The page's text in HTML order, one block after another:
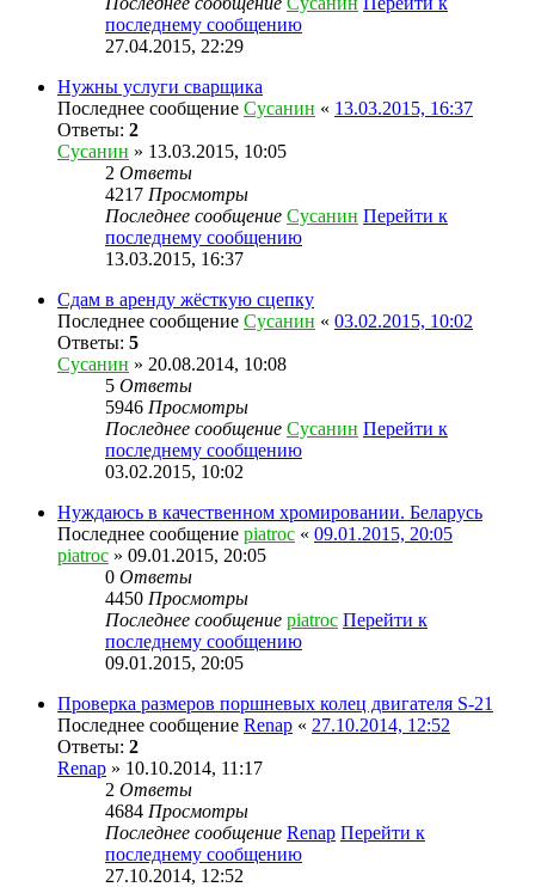
последнему сообщению
27.04.2015, 22:29
Нужны услуги сварщика
Последнее сообщение Сусанин « 13.03.2015, 16:37
Ответы: 2
Сусанин » 13.03.2015, 10:05
2 Ответы
4217 Просмотры
Последнее сообщение Сусанин Перейти к
последнему сообщению
13.03.2015, 16:37
Сдам в аренду жёсткую сцепку
Последнее сообщение Сусанин « 03.02.2015, 10:02
Ответы: 5
Сусанин » 20.08.2014, 10:08
5 Ответы
5946 Просмотры
Последнее сообщение Сусанин Перейти к
последнему сообщению
03.02.2015, 10:02
Нуждаюсь в качественном хромировании. Беларусь
Последнее сообщение piatroc « 09.01.2015, 20:05
piatroc » 09.01.2015, 20:05
0 Ответы
4450 Просмотры
Последнее сообщение piatroc Перейти к
последнему сообщению
09.01.2015, 20:05
Проверка размеров поршневых колец двигателя S-21
Последнее сообщение Renap « 27.10.2014, 12:52
Ответы: 2
Renap » 10.10.2014, 11:17
2 Ответы
4684 Просмотры
Последнее сообщение Renap Перейти к
последнему сообщению
27.10.2014, 12:52